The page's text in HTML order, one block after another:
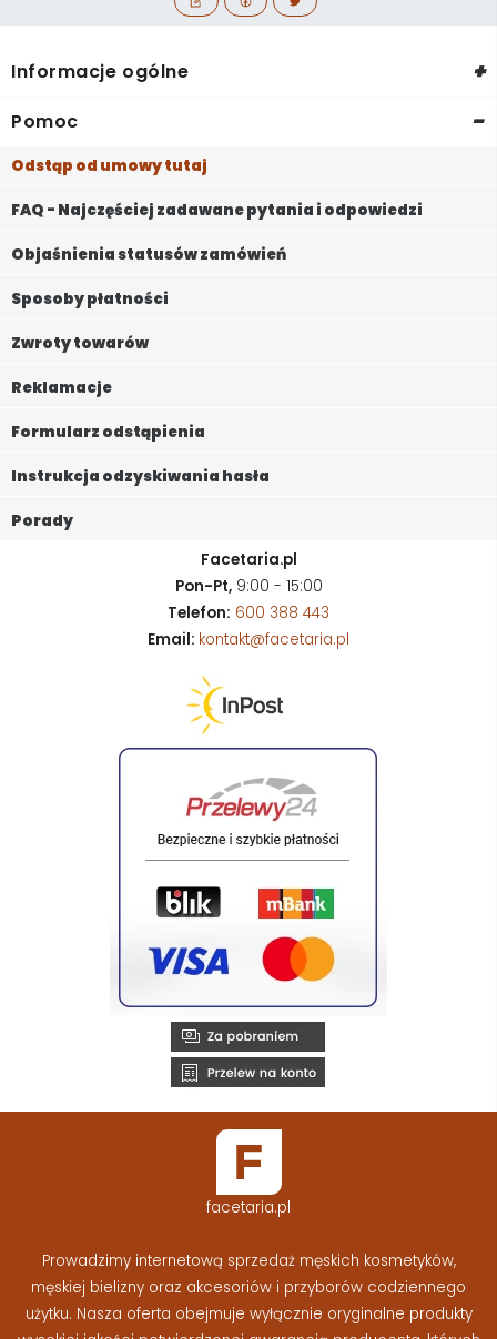
Informacje ogólne +
Pomoc -
Odstąp od umowy tutaj
FAQ - Najczęściej zadawane pytania i odpowiedzi
Objaśnienia statusów zamówień
Sposoby płatności
Zwroty towarów
Reklamacje
Formularz odstąpienia
Instrukcja odzyskiwania hasła
Porady
Facetaria.pl
Pon-Pt,9:00 - 15:00
Telefon: 600 388 443
Email: kontakt@facetaria.pl
facetaria.pl
Prowadzimy internetową sprzedaż męskich kosmetyków,
męskiej bielizny oraz akcesoriów i przyborów codziennego
użytku. Nasza oferta obejmuje wyłącznie oryginalne produkty